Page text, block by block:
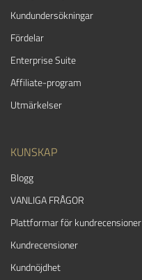
Kundundersökningar
Fördelar
Enterprise Suite
Affiliate-program
Utmärkelser
KUNSKAP
Blogg
VANLIGA FRÅGOR
Plattformar för kundrecensioner
Kundrecensioner
Kundnöjdhet